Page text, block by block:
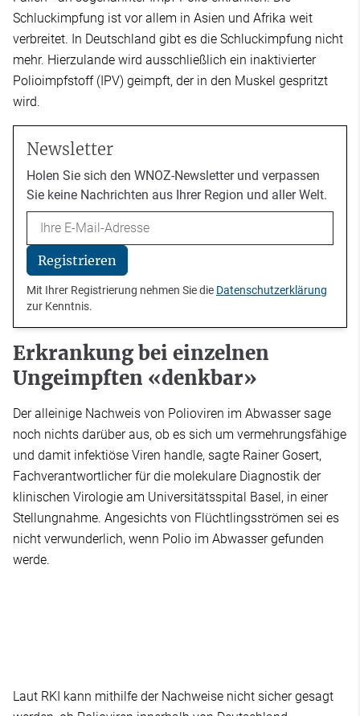
Schluckimpfung ist vor allem in Asien und Afrika weit
verbreitet. In Deutschland gibt es die Schluckimpfung nicht
mehr. Hierzulande wird ausschließlich ein inaktivierter
Polioimpfstoff (IPV) geimpft, der in den Muskel gespritzt
wird.
Newsletter
Holen Sie sich den WNOZ-Newsletter und verpassen
Sie keine Nachrichten aus Ihrer Region und aller Welt.
Email
Registrieren
Mit Ihrer Registrierung nehmen Sie die Datenschutzerklärung
zur Kenntnis.
Erkrankung bei einzelnen
Ungeimpften «denkbar»
Der alleinige Nachweis von Polioviren im Abwasser sage
noch nichts darüber aus, ob es sich um vermehrungsfähige
und damit infektiöse Viren handle, sagte Rainer Gosert,
Fachverantwortlicher für die molekulare Diagnostik der
klinischen Virologie am Universitätsspital Basel, in einer
Stellungnahme. Angesichts von Flüchtlingsströmen sei es
nicht verwunderlich, wenn Polio im Abwasser gefunden
werde.
Laut RKI kann mithilfe der Nachweise nicht sicher gesagt